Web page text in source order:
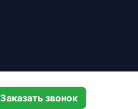
Заказать звонок